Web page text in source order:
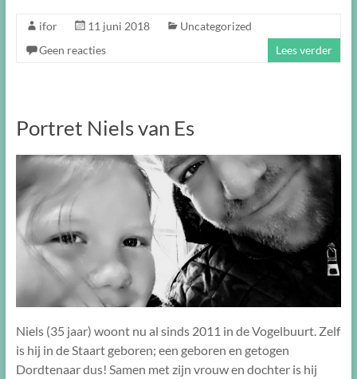
ifor 11 juni 2018
Uncategorized
Geen reacties
Lees verder
Portret Niels van Es
Niels (35 jaar) woont nu al sinds 2011 in de Vogelbuurt. Zelf
is hij in de Staart geboren; een geboren en getogen
Dordtenaar dus! Samen met zijn vrouw en dochter is hij